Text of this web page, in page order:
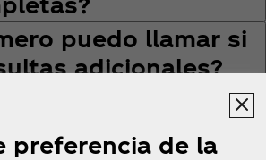
puedo llamar si
adicionales?
preferencia de la